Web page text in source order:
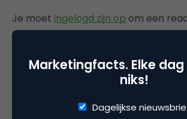
Je moet ingelogd zijn op om een
plaatsen.
Gerelateerde artikelen
Marketingfacts. Elke dag
niks!
Dagelijkse